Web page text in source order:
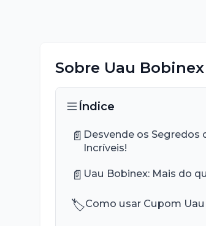
Sobre Uau Bobinex
Índice
📄 Desvende os Segredos
Incríveis!
📄 Uau Bobinex: Mais do
🏷️Como usar Cupom